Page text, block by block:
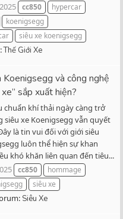
cc850
hypercar
koenigsegg
siêu xe koenigsegg
Thế Giới Xe
và công nghệ
sắp xuất hiện?
chuẩn khí thải ngày càng trở
siêu xe Koenigsegg vẫn quyết
là tin vui đối với giới siêu
luôn thể hiện sự khan
khó khăn liên quan đến tiêu...
cc850
hommage
siêu xe
Siêu Xe